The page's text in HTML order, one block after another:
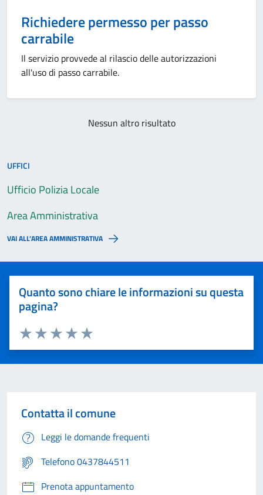
Richiedere permesso per passo
carrabile
Il servizio provvede al rilascio delle autorizzazioni
all'uso di passo carrabile.
Nessun altro risultato
UFFICI
Ufficio Polizia Locale
Area Amministrativa
VAI ALL’AREA AMMINISTRATIVA
Quanto sono chiare le informazioni su questa
pagina?
Valuta 5 stelle su 5
Valuta 4 stelle su 5
Valuta 3 stelle su 5
Valuta 2 stelle su 5
Valuta 1 stelle su 5
Contatta il comune
Leggi le domande frequenti
Telefono 0437844511
Prenota appuntamento